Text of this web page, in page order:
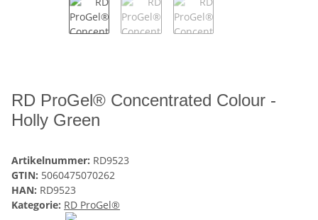
RD ProGel® Concentrated Colour -
Holly Green
Artikelnummer: RD9523
GTIN: 5060475070262
HAN: RD9523
Kategorie: RD ProGel®